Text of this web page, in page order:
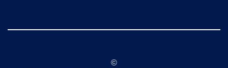
©